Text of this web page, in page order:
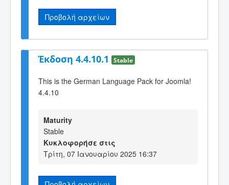
Προβολή αρχείων
Έκδοση 4.4.10.1 Stable
This is the German Language Pack for Joomla!
4.4.10
Maturity
Stable
Κυκλοφορήσε στις
Τρίτη, 07 Ιανουαρίου 2025 16:37